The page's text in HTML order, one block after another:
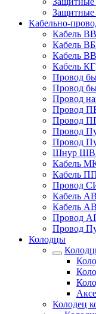
Защитные
Кабельно-
Кабель
Кабель
Кабель
Кабель КГ
Провод
Провод
Провод
Провод
Провод
Провод
Провод
Шнур
Кабель
Кабель
Провод
Кабель
Кабель
Провод
Провод
Колодцы
Колодец